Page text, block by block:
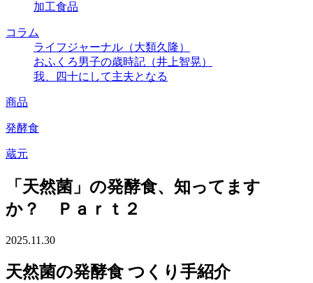
加工食品
コラム
ライフジャーナル（大類久隆）
おふくろ男子の歳時記（井上智晃）
我、四十にして主夫となる
商品
発酵食
蔵元
「天然菌」の発酵食、知ってます
か？ Ｐａｒｔ２
2025.11.30
天然菌の発酵食 つくり手紹介